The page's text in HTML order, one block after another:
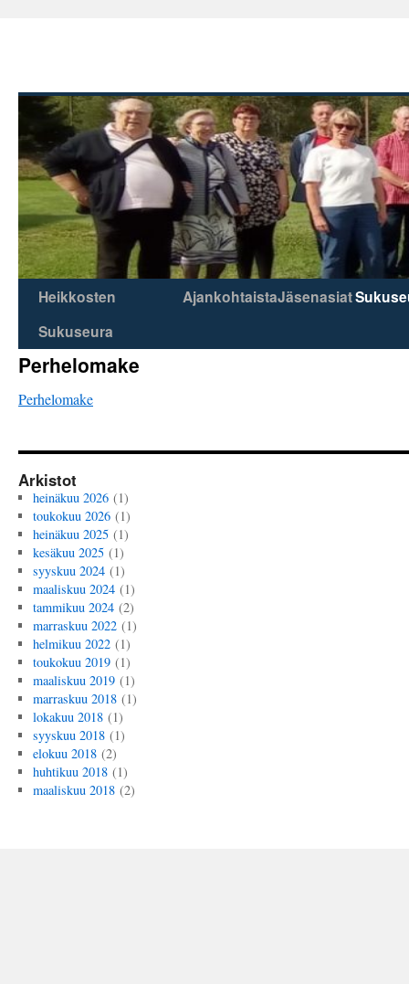
Skip
content
Heikkosten
Sukuseura
AjankohtaistaJäsenasiat
Perhelomake
Perhelomake
Arkistot
heinäkuu 2026(1)
toukokuu 2026(1)
heinäkuu 2025(1)
kesäkuu 2025(1)
syyskuu 2024(1)
maaliskuu 2024(1)
tammikuu 2024(2)
marraskuu 2022(1)
helmikuu 2022(1)
toukokuu 2019(1)
maaliskuu 2019(1)
marraskuu 2018(1)
lokakuu 2018(1)
syyskuu 2018(1)
elokuu 2018(2)
huhtikuu 2018(1)
maaliskuu 2018(2)